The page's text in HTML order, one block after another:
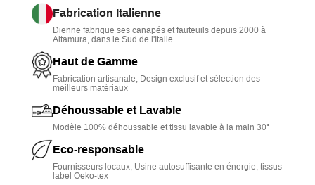
son pied unique en tubes de métal, sa finition à passepoil
et ses coussins bombés
• Personnalisable de A à Z
la couleur, de la version fixe ou convertible, de la qualité de
couchage et des finitions
• Couchage journalier: mécanisme italien Loiudice à
ouverture facile et rapide, matelas à usage quotidien
• Dossier en plumes d'oie
Fabrication Italienne
Dienne fabrique ses canapés et fauteuils depuis 2000 à
Altamura, dans le Sud de l'Italie
Haut de Gamme
Fabrication artisanale, Design exclusif et sélection des
meilleurs matériaux
Déhoussable et Lavable
Modèle 100% déhoussable et tissu lavable à la main 30°
Eco-responsable
Fournisseurs locaux, Usine autosuffisante en énergie, tissus
label Oeko-tex